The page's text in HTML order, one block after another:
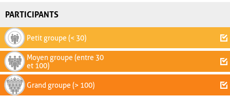
PARTICIPANTS
Petit groupe (< 30)
Moyen groupe (entre 30
et 100)
Grand groupe (> 100)